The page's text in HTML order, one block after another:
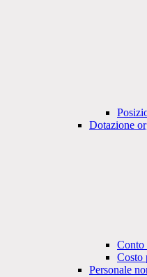
Dotazione
Conto
Costo
Personale